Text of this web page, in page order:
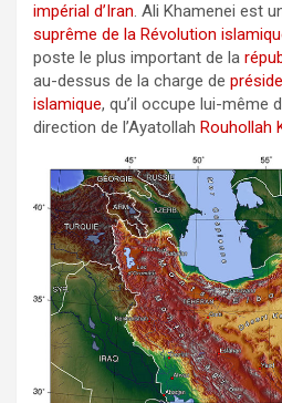
impérial d’Iran. Ali Khamenei est
suprême de la Révolution
poste le plus important de la
au-dessus de la charge de
islamique, qu’il occupe lui-même
direction de l’Ayatollah Rouhollah